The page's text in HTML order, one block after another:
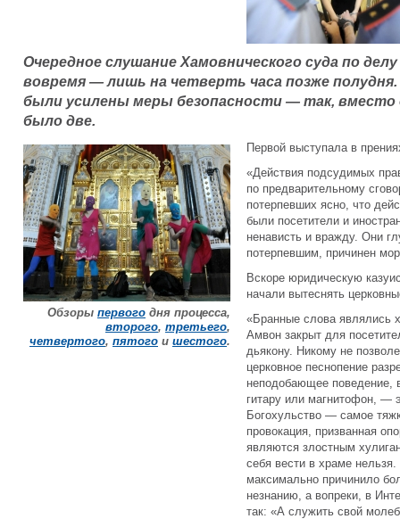
Очередное слушание Хамовнического суда по
вовремя — лишь на четверть часа позже полудня.
были усилены меры безопасности — так, вместо
было две.
Обзоры первого дня процесса,
второго, третьего,
четвертого, пятого и шестого.
Первой выступала в
«Действия подсудимых
по предварительному
потерпевших ясно, что
были посетители и
ненависть и вражду. Они
потерпевшим, причинен
Вскоре юридическую
начали вытеснять
«Бранные слова являлись
Амвон закрыт для
дьякону. Никому не
церковное песнопение
неподобающее поведение,
гитару или магнитофон, —
Богохульство — самое
провокация, призванная
являются злостным
себя вести в храме
максимально причинило
незнанию, а вопреки, в
так: «А служить свой